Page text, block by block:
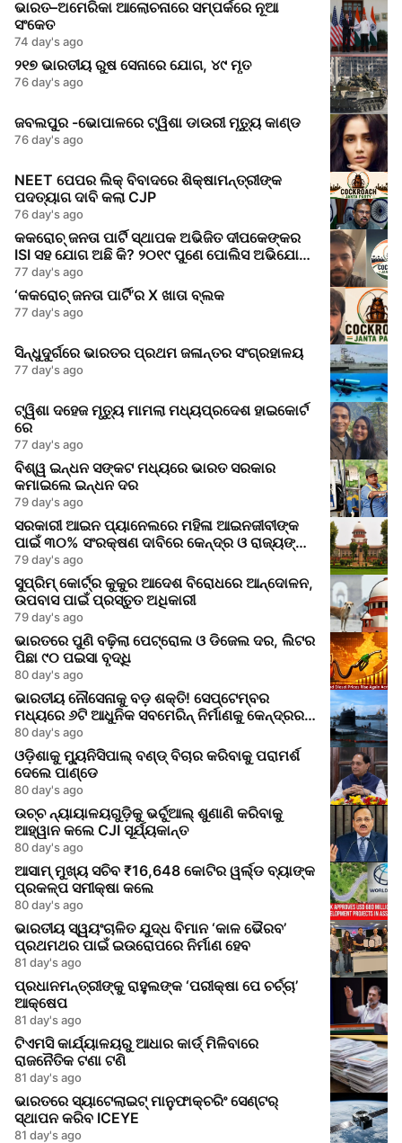
ଭାରତ–ଅମେରିକା ଆଲୋଚନାରେ ସମ୍ପର୍କରେ ନୂଆ
ସଂକେତ
74 day's ago
୨୧୭ ଭାରତୀୟ ରୁଷ ସେନାରେ ଯୋଗ, ୪୯ ମୃତ
76 day's ago
ଜବଲପୁର -ଭୋପାଳରେ ଟ୍ୱିଶା ଡାଉରୀ ମୃତ୍ୟୁ କାଣ୍ଡ
76 day's ago
NEET ପେପର ଲିକ୍‌ ବିବାଦରେ ଶିକ୍ଷାମନ୍ତ୍ରୀଙ୍କ
ପଦତ୍ୟାଗ ଦାବି କଲା CJP
76 day's ago
କକରୋଚ୍ ଜନତା ପାର୍ଟି ସ୍ଥାପକ ଅଭିଜିତ ଦୀପକେଙ୍କର
ISI ସହ ଯୋଗ ଅଛି କି? ୨୦୧୯ ପୁଣେ ପୋଲିସ ଅଭିଯୋଗ
କଣ କହୁଛି
77 day's ago
‘କକରୋଚ୍ ଜନତା ପାର୍ଟି’ର X ଖାତା ବ୍ଲକ
77 day's ago
ସିନ୍ଧୁଦୁର୍ଗରେ ଭାରତର ପ୍ରଥମ ଜଳାନ୍ତର ସଂଗ୍ରହାଳୟ
77 day's ago
ଟ୍ୱିଶା ଦହେଜ ମୃତ୍ୟୁ ମାମଲା ମଧ୍ୟପ୍ରଦେଶ ହାଇକୋର୍ଟ
ରେ
77 day's ago
ବିଶ୍ୱ ଇନ୍ଧନ ସଙ୍କଟ ମଧ୍ୟରେ ଭାରତ ସରକାର
କମାଇଲେ ଇନ୍ଧନ ଦର
79 day's ago
ସରକାରୀ ଆଇନ ପ୍ୟାନେଲରେ ମହିଳା ଆଇନଜୀବୀଙ୍କ
ପାଇଁ ୩୦% ସଂରକ୍ଷଣ ଦାବିରେ କେନ୍ଦ୍ର ଓ ରାଜ୍ୟଙ୍କୁ
ସୁପ୍ରିମକୋର୍ଟର ନୋଟିସ
79 day's ago
ସୁପ୍ରିମ୍ କୋର୍ଟ୍‌ର କୁକୁର ଆଦେଶ ବିରୋଧରେ ଆନ୍ଦୋଳନ,
ଉପବାସ ପାଇଁ ପ୍ରସ୍ତୁତ ଅଧିକାରୀ
79 day's ago
ଭାରତରେ ପୁଣି ବଢ଼ିଲା ପେଟ୍ରୋଲ ଓ ଡିଜେଲ ଦର, ଲିଟର
ପିଛା ୯୦ ପଇସା ବୃଦ୍ଧି
80 day's ago
ଭାରତୀୟ ନୌସେନାକୁ ବଡ଼ ଶକ୍ତି! ସେପ୍ଟେମ୍ବର
ମଧ୍ୟରେ ୬ଟି ଆଧୁନିକ ସବମେରିନ୍ ନିର୍ମାଣକୁ କେନ୍ଦ୍ରର
ମଞ୍ଜୁରି
80 day's ago
ଓଡ଼ିଶାକୁ ମ୍ୟୁନିସିପାଲ୍ ବଣ୍ଡ୍ ବିଚାର କରିବାକୁ ପରାମର୍ଶ
ଦେଲେ ପାଣ୍ଡେ
80 day's ago
ଉଚ୍ଚ ନ୍ୟାୟାଳୟଗୁଡ଼ିକୁ ଭର୍ଚୁଆଲ୍ ଶୁଣାଣି କରିବାକୁ
ଆହ୍ୱାନ କଲେ CJI ସୂର୍ଯ୍ୟକାନ୍ତ
80 day's ago
ଆସାମ୍ ମୁଖ୍ୟ ସଚିବ ₹16,648 କୋଟିର ୱର୍ଲ୍ଡ ବ୍ୟାଙ୍କ
ପ୍ରକଳ୍ପ ସମୀକ୍ଷା କଲେ
80 day's ago
ଭାରତୀୟ ସ୍ୱୟଂଚାଳିତ ଯୁଦ୍ଧ ବିମାନ ‘କାଳ ଭୈରବ’
ପ୍ରଥମଥର ପାଇଁ ଇଉରୋପରେ ନିର୍ମାଣ ହେବ
81 day's ago
ପ୍ରଧାନମନ୍ତ୍ରୀଙ୍କୁ ରାହୁଲଙ୍କ ‘ପରୀକ୍ଷା ପେ ଚର୍ଚ୍ଚା’
ଆକ୍ଷେପ
81 day's ago
ଟିଏମସି କାର୍ଯ୍ୟାଳୟରୁ ଆଧାର କାର୍ଡ୍ ମିଳିବାରେ
ରାଜନୈତିକ ଟଣା ଟଣି
81 day's ago
ଭାରତରେ ସ୍ୟାଟେଲାଇଟ୍ ମାନୁଫାକ୍ଚରିଂ ସେଣ୍ଟର୍
ସ୍ଥାପନ କରିବ ICEYE
81 day's ago